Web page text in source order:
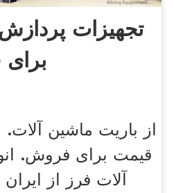
تجهیزات
از باریت ماشین آلات.
قیمت برای فروش.
آلات فرز از